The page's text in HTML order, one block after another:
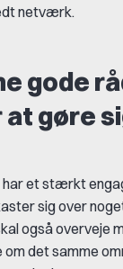
netværk.
gode
gøre
har et stærkt
sig over
også overveje
om det samme